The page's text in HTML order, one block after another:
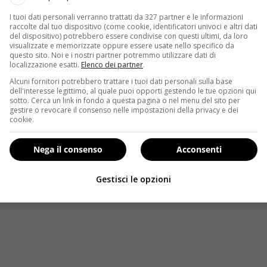
per modellare gli addominali e
swiss ballo palla svizzera, fu inventata negli anni ’60
terapeutici e riabilitativi. La palla svizzera infatti è
e al materiale, e oscilla tra i 20 e i 40 euro.
, la fitball è particolarmente indicata per rinforzare imuscoli
dei più classicicrunch per gli esercizi dell’addome
addome, per esempio. Senza parlare della difficoltà
di un collo muscolo ma di dolori muscolari e
relax di tutto il corpo e permette di “sciogliere” le
ore la stessa posizione. Fare ginnastica con
I tuoi dati personali verranno trattati da 327 partner e le informazioni
raccolte dal tuo dispositivo (come cookie, identificatori univoci e altri dati
del dispositivo) potrebbero essere condivise con questi ultimi, da loro
visualizzate e memorizzate oppure essere usate nello specifico da
questo sito. Noi e i nostri partner potremmo utilizzare dati di
localizzazione esatti. Elenco dei partner.
Alcuni fornitori potrebbero trattare i tuoi dati personali sulla base
dell'interesse legittimo, al quale puoi opporti gestendo le tue opzioni qui
sotto. Cerca un link in fondo a questa pagina o nel menu del sito per
gestire o revocare il consenso nelle impostazioni della privacy e dei
cookie.
Acconsenti
Nega il consenso
Gestisci le opzioni